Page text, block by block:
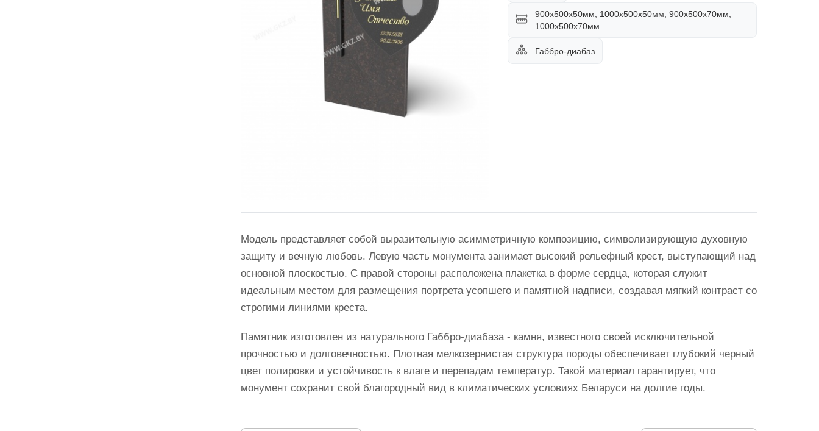
900х500х50мм, 1000х500х50мм, 900х500х70мм,
1000х500х70мм
Габбро-диабаз
Модель представляет собой выразительную асимметричную композицию, символизирующую духовную
защиту и вечную любовь. Левую часть монумента занимает высокий рельефный крест, выступающий над
основной плоскостью. С правой стороны расположена плакетка в форме сердца, которая служит
идеальным местом для размещения портрета усопшего и памятной надписи, создавая мягкий контраст со
строгими линиями креста.
Памятник изготовлен из натурального Габбро-диабаза - камня, известного своей исключительной
прочностью и долговечностью. Плотная мелкозернистая структура породы обеспечивает глубокий черный
цвет полировки и устойчивость к влаге и перепадам температур. Такой материал гарантирует, что
монумент сохранит свой благородный вид в климатических условиях Беларуси на долгие годы.